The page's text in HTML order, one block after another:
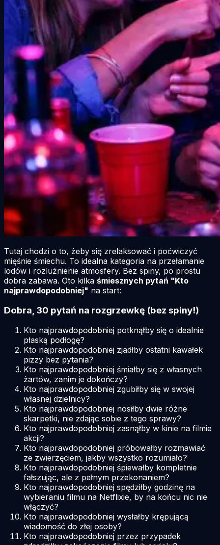
Tutaj chodzi o to, żeby się zrelaksować i poćwiczyć
mięśnie śmiechu. To idealna kategoria na przełamanie
lodów i rozluźnienie atmosfery. Bez spiny, po prostu
dobra zabawa. Oto kilka śmiesznych pytań "Kto
najprawdopodobniej" na start:
Dobra, 30 pytań na rozgrzewkę (bez spiny!)
Kto najprawdopodobniej potknąłby się o idealnie
płaską podłogę?
Kto najprawdopodobniej zjadłby ostatni kawałek
pizzy bez pytania?
Kto najprawdopodobniej śmiałby się z własnych
żartów, zanim je dokończy?
Kto najprawdopodobniej zgubiłby się w swojej
własnej dzielnicy?
Kto najprawdopodobniej nosiłby dwie różne
skarpetki, nie zdając sobie z tego sprawy?
Kto najprawdopodobniej zasnąłby w kinie na filmie
akcji?
Kto najprawdopodobniej próbowałby rozmawiać
ze zwierzęciem, jakby wszystko rozumiało?
Kto najprawdopodobniej śpiewałby kompletnie
fałszując, ale z pełnym przekonaniem?
Kto najprawdopodobniej spędziłby godzinę na
wybieraniu filmu na Netflixie, by na końcu nic nie
włączyć?
Kto najprawdopodobniej wysłałby krępującą
wiadomość do złej osoby?
Kto najprawdopodobniej przez przypadek